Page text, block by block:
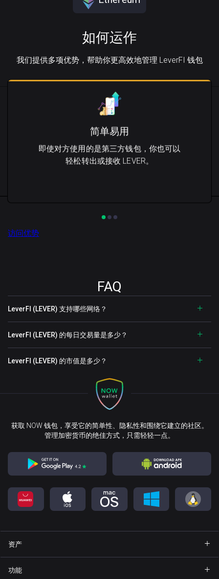
如何运作
我们提供多项优势，帮助你更高效地管理 LeverFI 钱包
简单易用
即使对方使用的是第三方钱包，你也可以
轻松转出或接收 LEVER。
访问优势
FAQ
LeverFI (LEVER) 支持哪些网络？
LeverFI (LEVER) 的每日交易量是多少？
LeverFI (LEVER) 的市值是多少？
获取 NOW 钱包，享受它的简单性、隐私性和围绕它建立的社区。
管理加密货币的绝佳方式，只需轻轻一点。
资产
功能